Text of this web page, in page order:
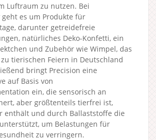
Luftraum zu nutzen. Bei
es um Produkte für
darunter getreidefreie
natürliches Deko-Konfetti, ein
und Zubehör wie Wimpel, das
tierischen Feiern in Deutschland
bringt Precision eine
auf Basis von
ein, die sensorisch an
aber größtenteils tierfrei ist,
enthält und durch Ballaststoffe die
um Belastungen für
zu verringern.